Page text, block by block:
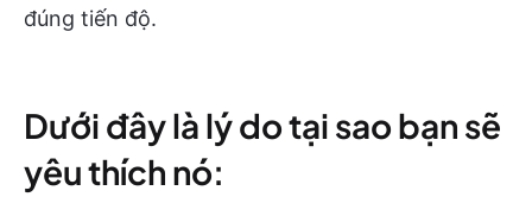
đúng tiến độ.
Dưới đây là lý do tại sao bạn sẽ
yêu thích nó: